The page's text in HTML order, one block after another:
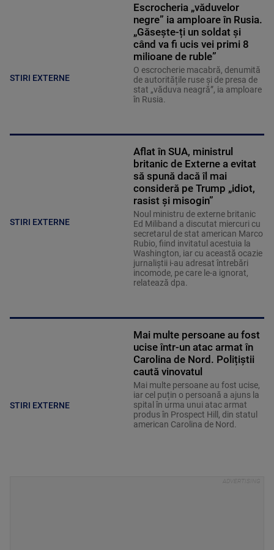
STIRI EXTERNE
Escrocheria „văduvelor
negre” ia amploare în Rusia.
„Găsește-ți un soldat și
când va fi ucis vei primi 8
milioane de ruble”
O escrocherie macabră, denumită
de autoritățile ruse și de presa de
stat „văduva neagră”, ia amploare
în Rusia.
STIRI EXTERNE
Aflat în SUA, ministrul
britanic de Externe a evitat
să spună dacă îl mai
consideră pe Trump „idiot,
rasist și misogin”
Noul ministru de externe britanic
Ed Miliband a discutat miercuri cu
secretarul de stat american Marco
Rubio, fiind invitatul acestuia la
Washington, iar cu această ocazie
jurnaliştii i-au adresat întrebări
incomode, pe care le-a ignorat,
relatează dpa.
STIRI EXTERNE
Mai multe persoane au fost
ucise într-un atac armat în
Carolina de Nord. Polițiștii
caută vinovatul
Mai multe persoane au fost ucise,
iar cel puțin o persoană a ajuns la
spital în urma unui atac armat
produs în Prospect Hill, din statul
american Carolina de Nord.